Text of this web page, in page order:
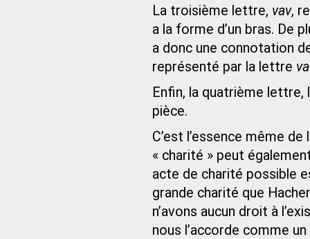
La troisième lettre, vav,
a la forme d’un bras. De
a donc une connotation
représenté par la lettre
Enfin, la quatrième lettre,
pièce.
C’est l’essence même
« charité » peut
acte de charité possible
grande charité que
n’avons aucun droit à
nous l’accorde comme